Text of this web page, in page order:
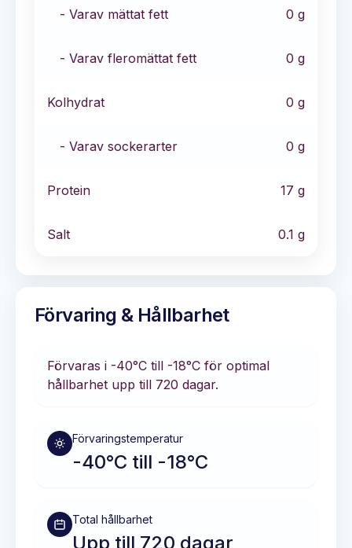
- Varav mättat fett 0 g
- Varav fleromättat fett 0 g
Kolhydrat 0 g
- Varav sockerarter 0 g
Protein 17 g
Salt 0.1 g
Förvaring & Hållbarhet
Förvaras i -40°C till -18°C för optimal
hållbarhet upp till 720 dagar.
Förvaringstemperatur
-40°C till -18°C
Total hållbarhet
Upp till 720 dagar